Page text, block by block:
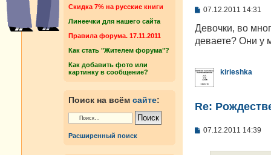
Cкидка 7% на русские книги
Линеечки для нашего сайта
Правила форума. 17.11.2011
Как стать "Жителем форума"?
Как добавить фото или
картинку в сообщение?
Поиск на всём сайте:
Расширенный поиск
С
о
б
щ
и
е
07.12.2011 14:31
Девочки, во
деваете? Они у
kirieshka
Re:
С
07.12.2011 14:39